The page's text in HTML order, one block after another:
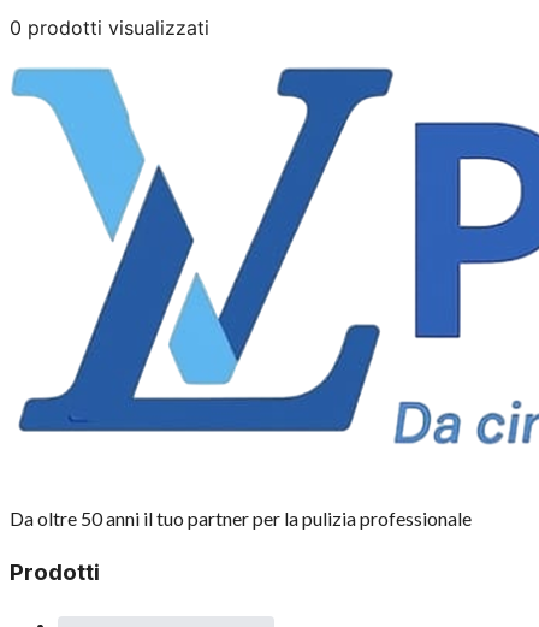
0 prodotti visualizzati
Da oltre 50 anni il tuo partner per la pulizia professionale
Prodotti